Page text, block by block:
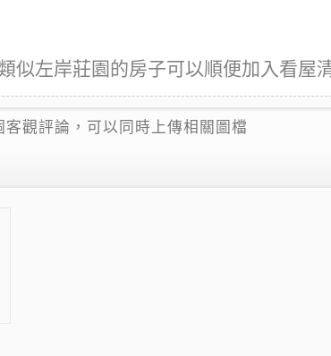
似左岸莊園的房子可以順便加入看屋